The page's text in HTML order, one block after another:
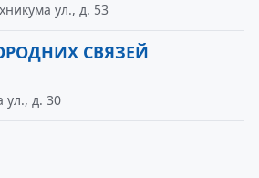
ул., д. 53
СВЯЗЕЙ
ул., д. 30